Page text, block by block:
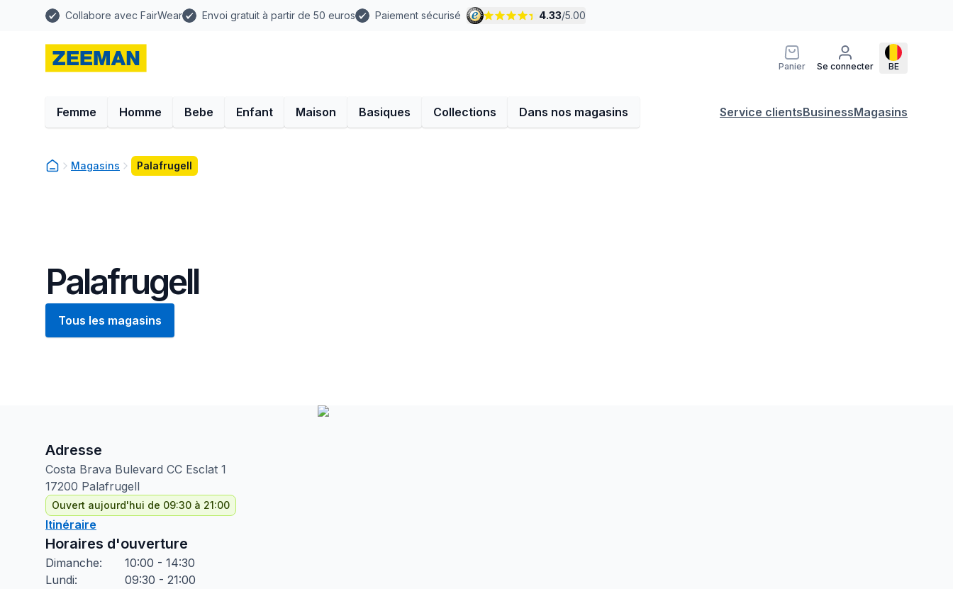
Collabore avec FairWear Envoi gratuit à partir de 50 euros Paiement sécurisé 4.33/5.00
Panier Se connecter BE
Femme Homme Bebe Enfant Maison Basiques Collections Dans nos magasins Service clientsBusinessMagasins
Magasins Palafrugell
Palafrugell
Tous les magasins
Adresse
Costa Brava Bulevard CC Esclat 1
17200 Palafrugell
Ouvert aujourd'hui de 09:30 à 21:00
Itinéraire
Horaires d'ouverture
Dimanche:
10:00 - 14:30
Lundi:
09:30 - 21:00